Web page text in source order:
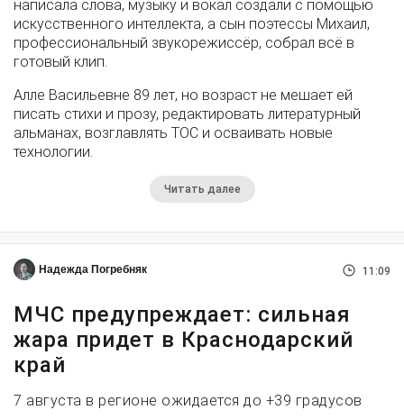
написала слова, музыку и вокал создали с помощью
искусственного интеллекта, а сын поэтессы Михаил,
профессиональный звукорежиссёр, собрал всё в
готовый клип.
Алле Васильевне 89 лет, но возраст не мешает ей
писать стихи и прозу, редактировать литературный
альманах, возглавлять ТОС и осваивать новые
технологии.
Читать далее
Надежда Погребняк 11:09
МЧС предупреждает: сильная
жара придет в Краснодарский
край
7 августа в регионе ожидается до +39 градусов